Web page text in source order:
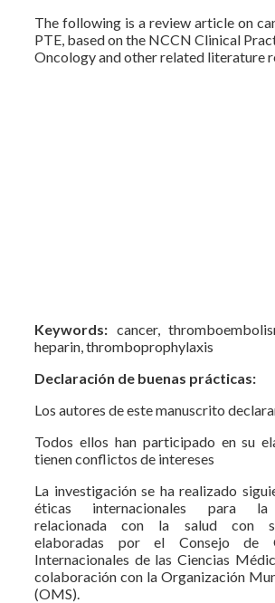
The following is a review article on
PTE, based on the NCCN Clinical
Oncology and other related literature
Keywords: cancer,
heparin, thromboprophylaxis
Declaración de buenas prácticas:
Los autores de este manuscrito
Todos ellos han participado en su
tienen conflictos de intereses
La investigación se ha realizado
éticas internacionales para la
relacionada con la salud con
elaboradas por el Consejo de
Internacionales de las Ciencias
colaboración con la Organización
(OMS).